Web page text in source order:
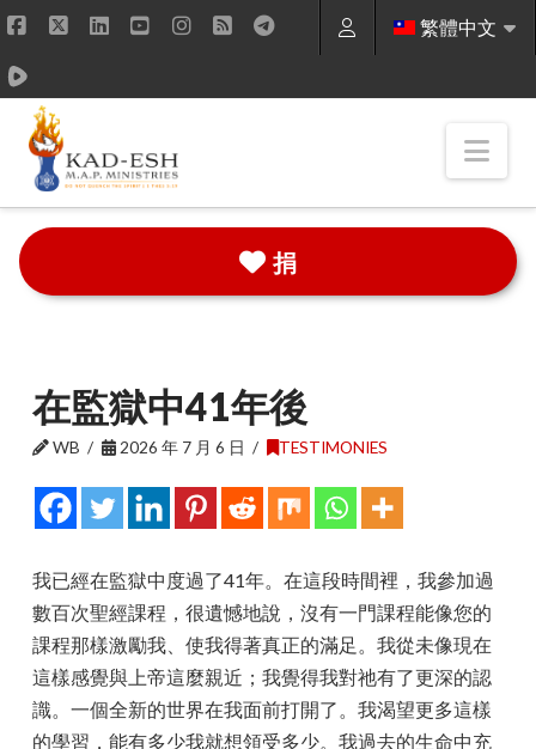
繁體中文
捐
在監獄中41年後
WB 2026 年 7 月 6 日 TESTIMONIES
我已經在監獄中度過了41年。在這段時間裡，我參加過
數百次聖經課程，很遺憾地說，沒有一門課程能像您的
課程那樣激勵我、使我得著真正的滿足。我從未像現在
這樣感覺與上帝這麼親近；我覺得我對祂有了更深的認
識。一個全新的世界在我面前打開了。我渴望更多這樣
的學習，能有多少我就想領受多少。我過去的生命中充